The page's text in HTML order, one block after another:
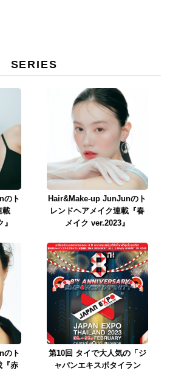
SERIES
のト
載
Hair&Make-up JunJunのト
レンドヘアメイク連載『春
メイク ver.2023』
のト
『赤
第10回 タイで大人気の「ジ
ャパンエキスポタイラン